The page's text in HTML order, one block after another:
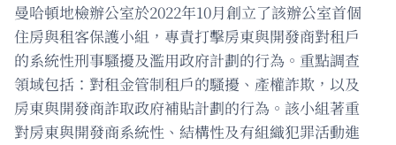
曼哈頓地檢辦公室於2022年10月創立了該辦公室首個
住房與租客保護小組，專責打擊房東與開發商對租戶
的系統性刑事騷擾及濫用政府計劃的行為。重點調查
領域包括：對租金管制租戶的騷擾、產權詐欺，以及
房東與開發商詐取政府補貼計劃的行為。該小組著重
對房東與開發商系統性、結構性及有組織犯罪活動進